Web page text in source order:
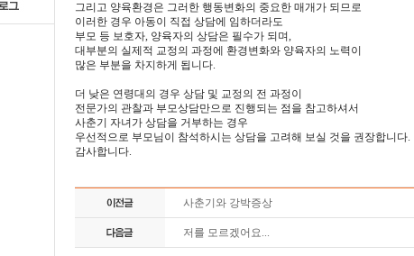
그리고 양육환경은 그러한 행동변화의 중요한 매개가 되므로
이러한 경우 아동이 직접 상담에 임하더라도
부모 등 보호자, 양육자의 상담은 필수가 되며,
대부분의 실제적 교정의 과정에 환경변화와 양육자의 노력이
많은 부분을 차지하게 됩니다.
더 낮은 연령대의 경우 상담 및 교정의 전 과정이
전문가의 관찰과 부모상담만으로 진행되는 점을 참고하셔서
사춘기 자녀가 상담을 거부하는 경우
우선적으로 부모님이 참석하시는 상담을 고려해 보실 것을 권장합니다.
감사합니다.
사춘기와 강박증상
저를 모르겠어요...